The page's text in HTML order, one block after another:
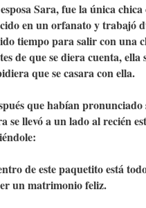
Sara, fue la única
en un orfanato y trabajó
tiempo para salir con una
de que se diera cuenta,
que se casara con ella.
que habían pronunciado
se llevó a un lado al recién
de este paquetito está
un matrimonio feliz.